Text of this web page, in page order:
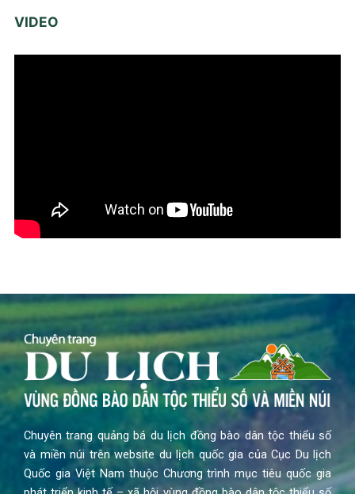
VIDEO
Chuyên trang quảng bá du lịch đồng bào dân tộc thiểu số
và miền núi trên website du lịch quốc gia của Cục Du lịch
Quốc gia Việt Nam thuộc Chương trình mục tiêu quốc gia